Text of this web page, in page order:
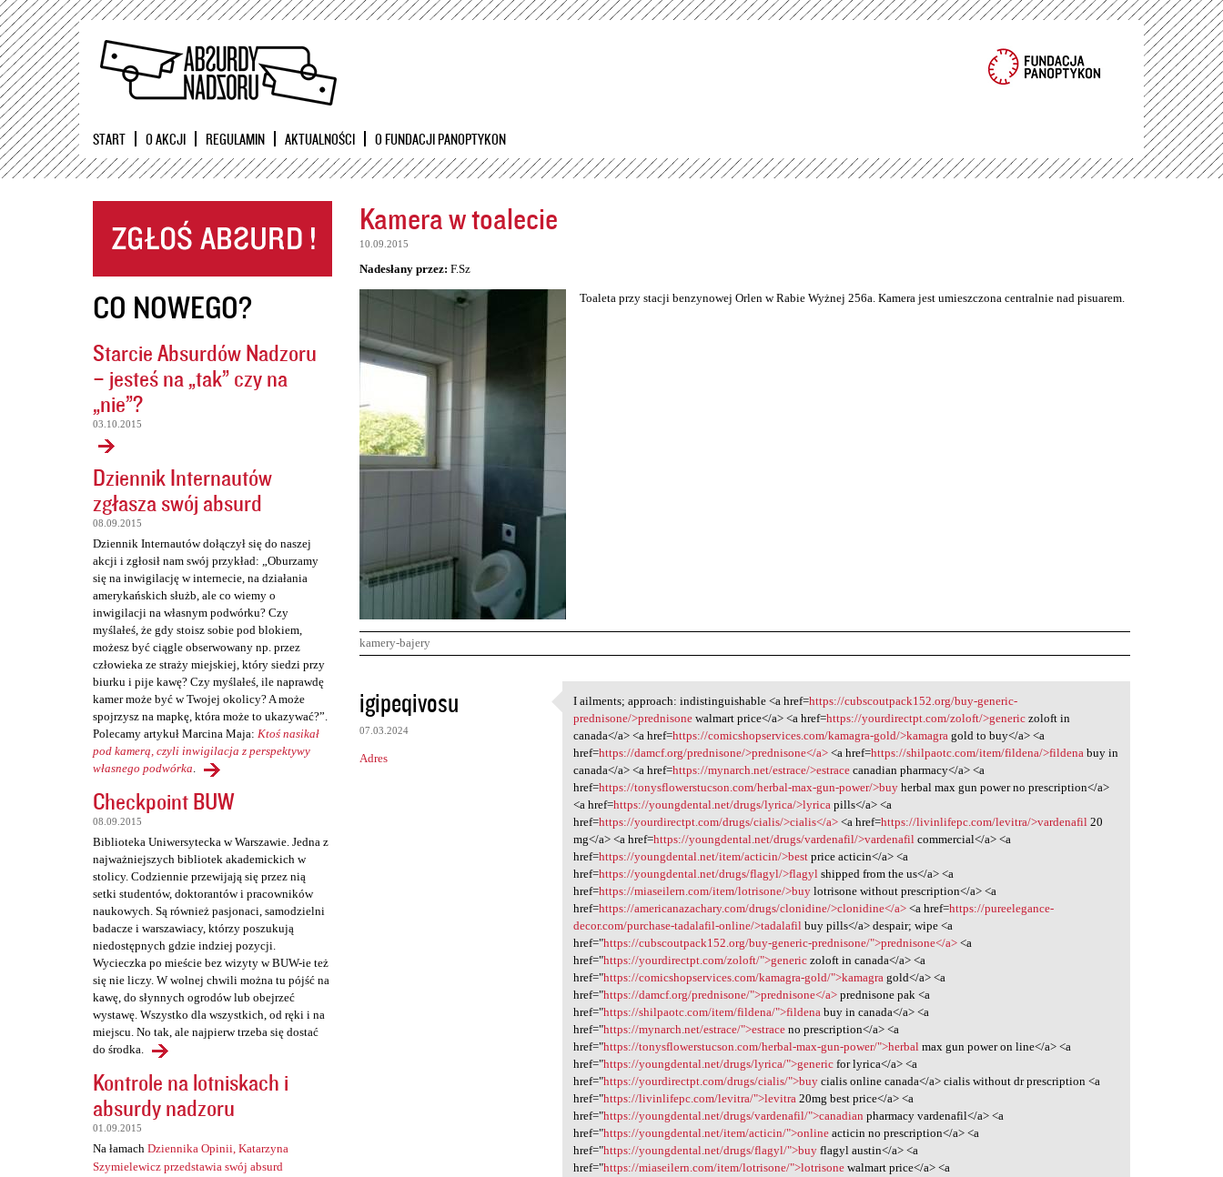
Przejdź
START O AKCJI REGULAMIN AKTUALNOŚCI O FUNDACJI PANOPTYKON
CO NOWEGO?
Starcie Absurdów Nadzoru
– jesteś na „tak” czy na
„nie”?
03.10.2015
Dziennik Internautów
zgłasza swój absurd
08.09.2015
Dziennik Internautów dołączył się do naszej
akcji i zgłosił nam swój przykład: „Oburzamy
się na inwigilację w internecie, na działania
amerykańskich służb, ale co wiemy o
inwigilacji na własnym podwórku? Czy
myślałeś, że gdy stoisz sobie pod blokiem,
możesz być ciągle obserwowany np. przez
człowieka ze straży miejskiej, który siedzi przy
biurku i pije kawę? Czy myślałeś, ile naprawdę
kamer może być w Twojej okolicy? A może
spojrzysz na mapkę, która może to ukazywać?”.
Polecamy artykuł Marcina Maja: Ktoś nasikał
pod kamerą, czyli inwigilacja z perspektywy
własnego podwórka.
Checkpoint BUW
08.09.2015
Biblioteka Uniwersytecka w Warszawie. Jedna z
najważniejszych bibliotek akademickich w
stolicy. Codziennie przewijają się przez nią
setki studentów, doktorantów i pracowników
naukowych. Są również pasjonaci, samodzielni
badacze i warszawiacy, którzy poszukują
niedostępnych gdzie indziej pozycji.
Wycieczka po mieście bez wizyty w BUW-ie też
się nie liczy. W wolnej chwili można tu pójść na
kawę, do słynnych ogrodów lub obejrzeć
wystawę. Wszystko dla wszystkich, od ręki i na
miejscu. No tak, ale najpierw trzeba się dostać
do środka.
Kontrole na lotniskach i
absurdy nadzoru
01.09.2015
Na łamach Dziennika Opinii, Katarzyna
Szymielewicz przedstawia swój absurd
Kamera w toalecie
10.09.2015
Nadesłany przez: F.Sz
Toaleta przy stacji benzynowej Orlen w Rabie Wyżnej 256a. Kamera jest umieszczona centralnie nad pisuarem.
kamery-bajery
K
o
m
e
igipeqivosu
07.03.2024
Adres
I ailments; approach:
I ailments; approach: indistinguishable <a href=https://cubscoutpack152.org/buy-generic-
prednisone/>prednisone walmart price</a> <a href=https://yourdirectpt.com/zoloft/>generic zoloft in
canada</a> <a href=https://comicshopservices.com/kamagra-gold/>kamagra gold to buy</a> <a
href=https://damcf.org/prednisone/>prednisone</a> <a href=https://shilpaotc.com/item/fildena/>fildena buy in
canada</a> <a href=https://mynarch.net/estrace/>estrace canadian pharmacy</a> <a
href=https://tonysflowerstucson.com/herbal-max-gun-power/>buy herbal max gun power no prescription</a>
<a href=https://youngdental.net/drugs/lyrica/>lyrica pills</a> <a
href=https://yourdirectpt.com/drugs/cialis/>cialis</a> <a href=https://livinlifepc.com/levitra/>vardenafil 20
mg</a> <a href=https://youngdental.net/drugs/vardenafil/>vardenafil commercial</a> <a
href=https://youngdental.net/item/acticin/>best price acticin</a> <a
href=https://youngdental.net/drugs/flagyl/>flagyl shipped from the us</a> <a
href=https://miaseilern.com/item/lotrisone/>buy lotrisone without prescription</a> <a
href=https://americanazachary.com/drugs/clonidine/>clonidine</a> <a href=https://pureelegance-
decor.com/purchase-tadalafil-online/>tadalafil buy pills</a> despair; wipe <a
href="https://cubscoutpack152.org/buy-generic-prednisone/">prednisone</a> <a
href="https://yourdirectpt.com/zoloft/">generic zoloft in canada</a> <a
href="https://comicshopservices.com/kamagra-gold/">kamagra gold</a> <a
href="https://damcf.org/prednisone/">prednisone</a> prednisone pak <a
href="https://shilpaotc.com/item/fildena/">fildena buy in canada</a> <a
href="https://mynarch.net/estrace/">estrace no prescription</a> <a
href="https://tonysflowerstucson.com/herbal-max-gun-power/">herbal max gun power on line</a> <a
href="https://youngdental.net/drugs/lyrica/">generic for lyrica</a> <a
href="https://yourdirectpt.com/drugs/cialis/">buy cialis online canada</a> cialis without dr prescription <a
href="https://livinlifepc.com/levitra/">levitra 20mg best price</a> <a
href="https://youngdental.net/drugs/vardenafil/">canadian pharmacy vardenafil</a> <a
href="https://youngdental.net/item/acticin/">online acticin no prescription</a> <a
href="https://youngdental.net/drugs/flagyl/">buy flagyl austin</a> <a
href="https://miaseilern.com/item/lotrisone/">lotrisone walmart price</a> <a